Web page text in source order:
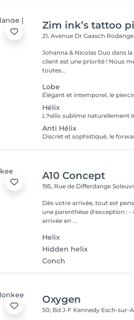
Zim ink’s tattoo
21, Avenue Dr Gaasch
Johanna & Nicolas Duo dans la vie et dans le travaille ! Chez nous le
client est une priorité ! Nous mettons le coeur à l'ouvrage pour que
toutes...
Lobe
Hélix
Anti Hélix
A10 Concept
195, Rue de Differdange
Dès votre arrivée, tout est
une parenthèse d'exception : - Parking privé et gratuit, pour une
arrivée en ...
Helix
Hidden helix
Conch
Oxygen
50, Bd J-F Kennedy Esch-sur-